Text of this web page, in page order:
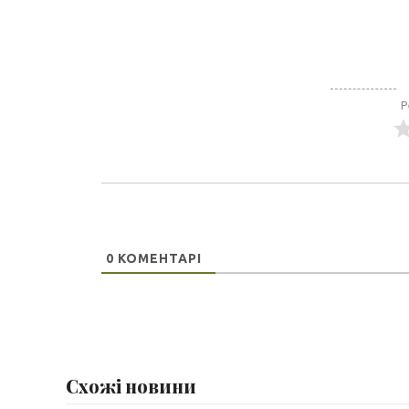
0 КОМЕНТАРІ
Схожі новини